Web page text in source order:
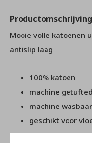
Productomschrijving
Mooie volle katoenen
antislip laag
100% katoen
machine getufted
machine wasbaar
geschikt voor